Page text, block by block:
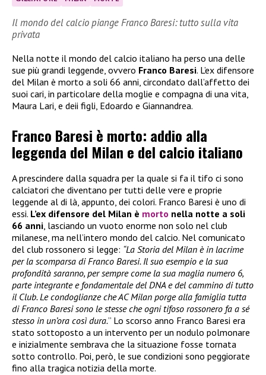
Il mondo del calcio piange Franco Baresi: tutto sulla vita
privata
Nella notte il mondo del calcio italiano ha perso una delle
sue più grandi leggende, ovvero Franco Baresi. L’ex difensore
del Milan è morto a soli 66 anni, circondato dall’affetto dei
suoi cari, in particolare della moglie e compagna di una vita,
Maura Lari, e deii figli, Edoardo e Giannandrea.
Franco Baresi è morto: addio alla
leggenda del Milan e del calcio italiano
A prescindere dalla squadra per la quale si fa il tifo ci sono
calciatori che diventano per tutti delle vere e proprie
leggende al di là, appunto, dei colori. Franco Baresi è uno di
essi. L’ex difensore del Milan è morto nella notte a soli
66 anni, lasciando un vuoto enorme non solo nel club
milanese, ma nell’intero mondo del calcio. Nel comunicato
del club rossonero si legge: “La Storia del Milan è in lacrime
per la scomparsa di Franco Baresi. Il suo esempio e la sua
profondità saranno, per sempre come la sua maglia numero 6,
parte integrante e fondamentale del DNA e del cammino di tutto
il Club. Le condoglianze che AC Milan porge alla famiglia tutta
di Franco Baresi sono le stesse che ogni tifoso rossonero fa a sé
stesso in un’ora così dura.” Lo scorso anno Franco Baresi era
stato sottoposto a un intervento per un nodulo polmonare
e inizialmente sembrava che la situazione fosse tornata
sotto controllo. Poi, però, le sue condizioni sono peggiorate
fino alla tragica notizia della morte.